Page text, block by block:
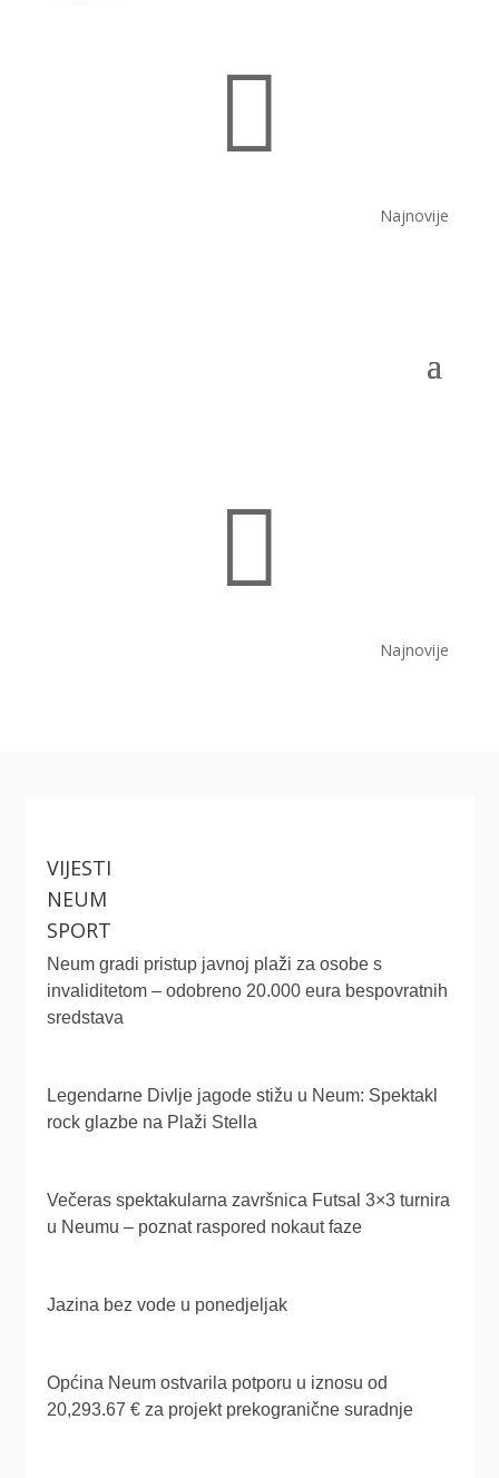

Najnovije

Najnovije
VIJESTI
NEUM
SPORT
Neum gradi pristup javnoj plaži za osobe s
invaliditetom – odobreno 20.000 eura bespovratnih
sredstava
Legendarne Divlje jagode stižu u Neum: Spektakl
rock glazbe na Plaži Stella
Večeras spektakularna završnica Futsal 3×3 turnira
u Neumu – poznat raspored nokaut faze
Jazina bez vode u ponedjeljak
Općina Neum ostvarila potporu u iznosu od
20,293.67 € za projekt prekogranične suradnje